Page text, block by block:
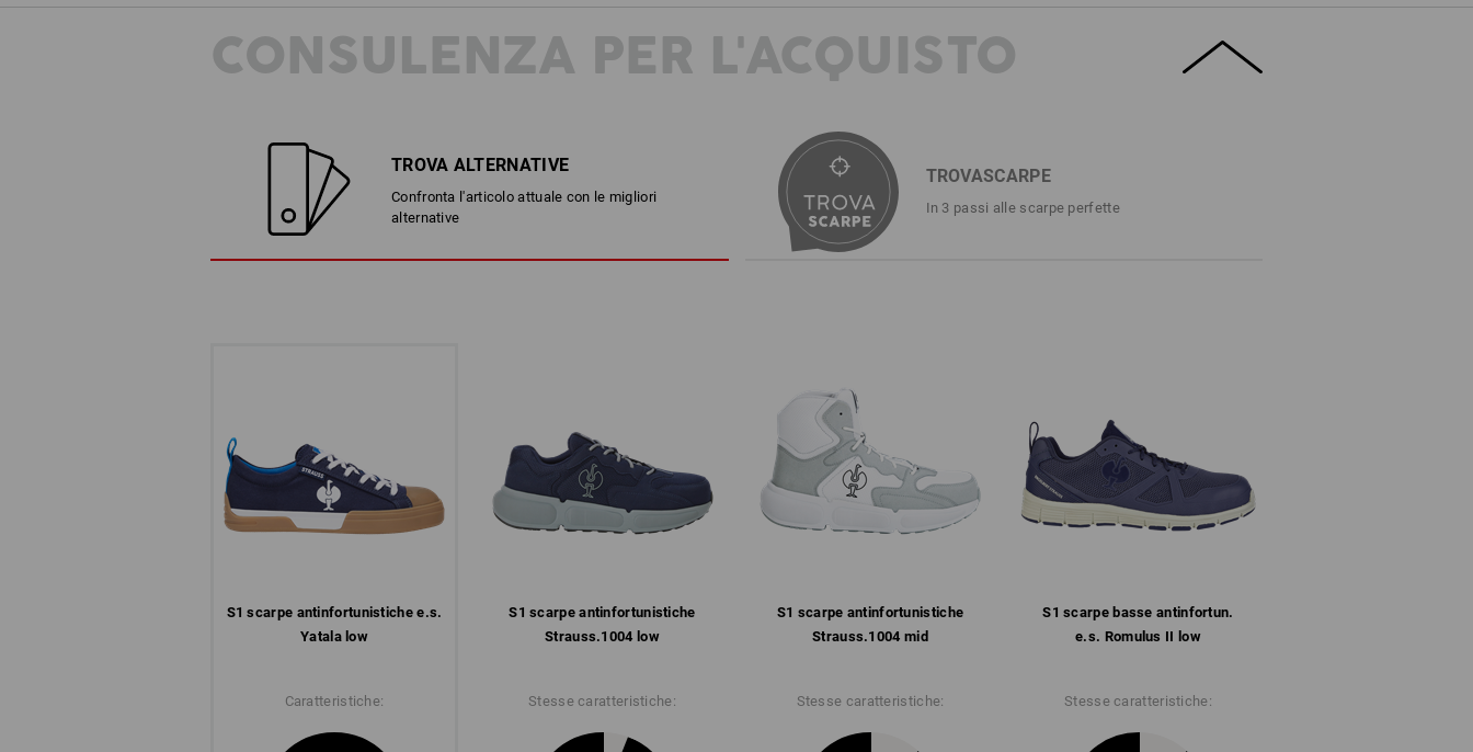
AFFRONTARE L'ESTATE CON SICUREZZA E FRESCHEZZA
Queste scarpe sono davvero speciali! Realizzate in robusta tela traspirante, le
e.s. Yatala low combinano uno stile estivo alla moda con una sicurezza a prova
resistente ai carburanti: ecco il pacchetto completo di protezione S1. Oltre al
materiale in tela, anche la fodera interna in rete traspirante con comode
imbottiture garantisce un comfort fresco.
Il tutto racchiuso in un look casual che non passa certo inosservato, anche nella
versione camouflage.
dotazione senza pelle
linguetta e collare comodamente imbottiti
fodera interna in mesh traspirante, con rinforzo in microfibra sul tallone
soletta su tutta la superficie, estraibile
suola in gomma/phylon antisdrucciolo con comoda ammortizzazione ai
sensi di SR, antistatica, resistente al carburante (FO) e al calore fino a
circa 150 °C
Scheda tecnica
CONSULENZA PER L'ACQUISTO
TROVA ALTERNATIVE
Confronta l'articolo attuale con le migliori
alternative
TROVASCARPE
In 3 passi alle scarpe perfette
S1 scarpe antinfortunistiche e.s.
Yatala low
Caratteristiche:
S1 scarpe antinfortunistiche
Strauss.​1004 low
S1 scarpe antinfortunistiche
Strauss.​1004 mid
S1 scarpe basse antinfortun.
e.s. Romulus II low
Stesse caratteristiche: Stesse caratteristiche: Stesse caratteristiche: